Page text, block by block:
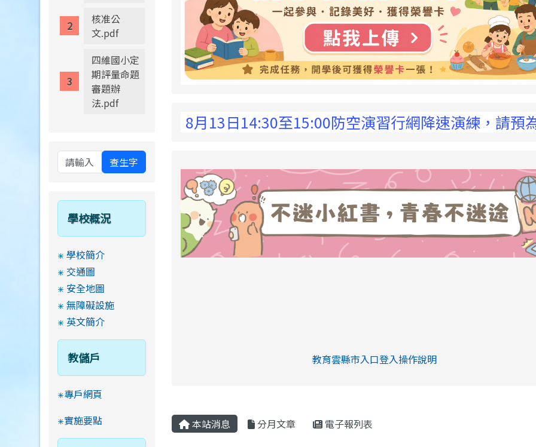
8月13日14:30至15:00防空演習行網降速演練，請預為因應，
link to https://eliteracy.edu.tw/
link to https://eliteracy.edu.tw/Shorts/
教育雲縣市入口登入操作說明
link to https://eliteracy.edu.tw/
本站消息 分月文章 電子報列表
核准公
文.pdf
四維國小定
期評量命題
審題辦
法.pdf
查生字
學校概況
學校簡介
交通圖
安全地圖
無障礙設施
英文簡介
教儲戶
專戶網頁
實施要點